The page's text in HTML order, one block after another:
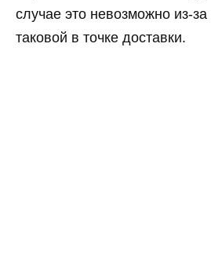
случае это невозможно из-за
таковой в точке доставки.